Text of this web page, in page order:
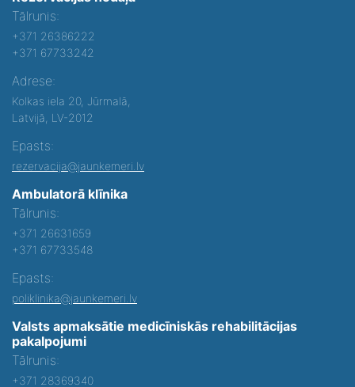
Tālrunis:
+371 26386222
+371 67733242
Adrese:
Kolkas iela 20, Jūrmalā,
Latvijā, LV-2012
Epasts:
rezervacija@jaunkemeri.lv
Ambulatorā klīnika
Tālrunis:
+371 26631659
+371 67733548
Epasts:
poliklinika@jaunkemeri.lv
Valsts apmaksātie medicīniskās rehabilitācijas
pakalpojumi
Tālrunis:
+371 28369340